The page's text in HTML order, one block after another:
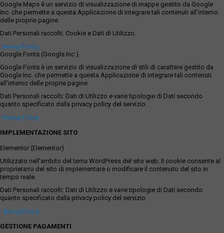
Google Maps è un servizio di visualizzazione di mappe gestito da Google
Inc. che permette a questa Applicazione di integrare tali contenuti all'interno
delle proprie pagine.
Dati Personali raccolti: Cookie e Dati di Utilizzo.
Privacy Policy
Google Fonts (Google Inc.)
Google Fonts è un servizio di visualizzazione di stili di carattere gestito da
Google Inc. che permette a questa Applicazione di integrare tali contenuti
all'interno delle proprie pagine.
Dati Personali raccolti: Dati di Utilizzo e varie tipologie di Dati secondo
quanto specificato dalla privacy policy del servizio.
Privacy Policy
IMPLEMENTAZIONE SITO
Elementor (Elementor)
Utilizzato nell'ambito del tema WordPress del sito web. Il cookie consente al
proprietario del sito di implementare o modificare il contenuto del sito in
tempo reale.
Dati Personali raccolti: Dati di Utilizzo e varie tipologie di Dati secondo
quanto specificato dalla privacy policy del servizio.
Privacy Policy
GESTIONE PAGAMENTI